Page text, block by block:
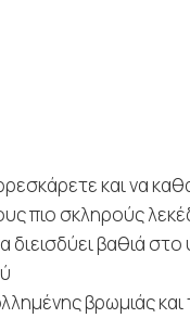
και να
πιο σκληρούς
βαθιά
βρωμιάς